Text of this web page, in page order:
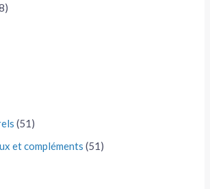
(51)
et compléments (51)